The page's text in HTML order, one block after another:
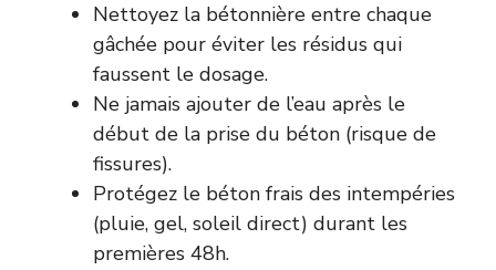
Nettoyez la bétonnière entre chaque
gâchée pour éviter les résidus qui
faussent le dosage.
Ne jamais ajouter de l’eau après le
début de la prise du béton (risque de
fissures).
Protégez le béton frais des intempéries
(pluie, gel, soleil direct) durant les
premières 48h.